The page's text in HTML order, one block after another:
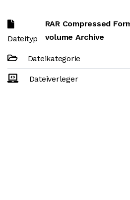
Dateityp
RAR Compressed
volume Archive
Dateikategorie
Dateiverleger